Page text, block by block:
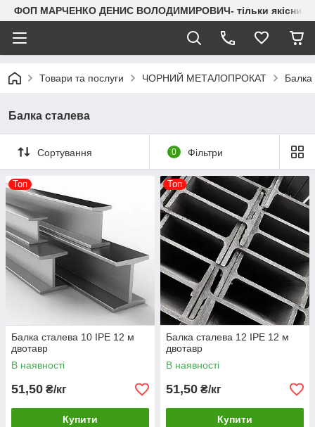
ФОП МАРЧЕНКО ДЕНИС ВОЛОДИМИРОВИЧ- тільки якісний
Товари та послуги ЧОРНИЙ МЕТАЛОПРОКАТ Балка
Балка сталева
Сортування 0 Фільтри
Топ
Балка сталева 10 IPE 12 м
двотавр
В наявності
51,50 ₴/кг
Купити
Топ
Балка сталева 12 IPE 12 м
двотавр
В наявності
51,50 ₴/кг
Купити